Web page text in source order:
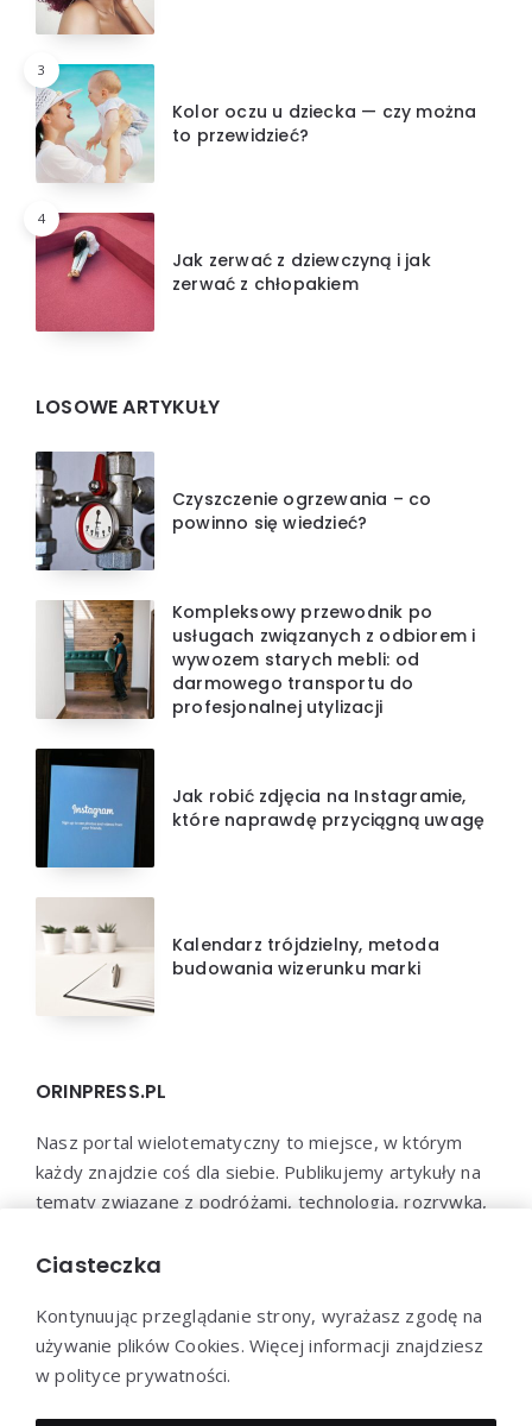
3
Kolor oczu u dziecka — czy można
to przewidzieć?
4
Jak zerwać z dziewczyną i jak
zerwać z chłopakiem
LOSOWE ARTYKUŁY
Czyszczenie ogrzewania – co
powinno się wiedzieć?
Kompleksowy przewodnik po
usługach związanych z odbiorem i
wywozem starych mebli: od
darmowego transportu do
profesjonalnej utylizacji
Jak robić zdjęcia na Instagramie,
które naprawdę przyciągną uwagę
Kalendarz trójdzielny, metoda
budowania wizerunku marki
ORINPRESS.PL
Nasz portal wielotematyczny to miejsce, w którym
każdy znajdzie coś dla siebie. Publikujemy artykuły na
tematy związane z podróżami, technologią, rozrywką,
Jesteśmy przekonani, że każdy znajdzie u nas coś
Ciasteczka
Kontynuując przeglądanie strony, wyrażasz zgodę na
używanie plików Cookies. Więcej informacji znajdziesz
w polityce prywatności.